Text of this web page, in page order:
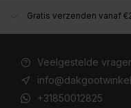
Gratis verzenden vanaf
Veelgestelde
+31850012825